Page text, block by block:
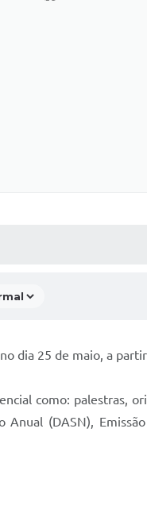
dia 25 de maio, a
como: palestras,
(DASN),